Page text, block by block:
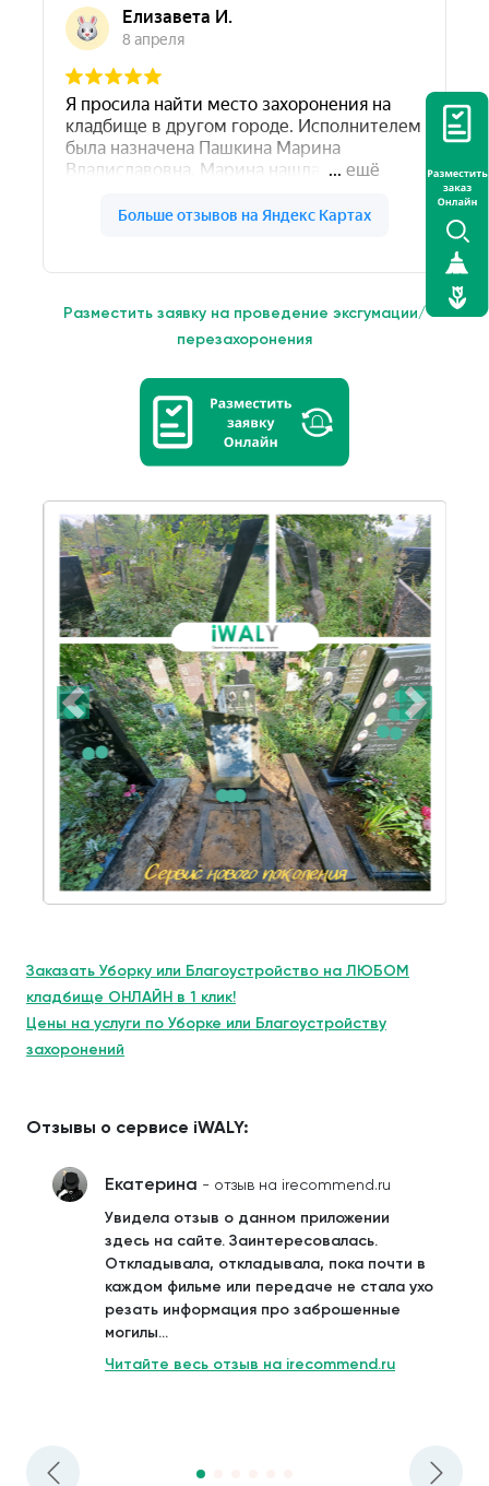
Разместить заявку на проведение эксгумации/
перезахоронения
Заказать Уборку или Благоустройство на ЛЮБОМ
кладбище ОНЛАЙН в 1 клик!
Цены на услуги по Уборке или Благоустройству
захоронений
Отзывы о сервисе iWALY:
Екатерина - отзыв на irecommend.ru
Увидела отзыв о данном приложении
здесь на сайте. Заинтересовалась.
Откладывала, откладывала, пока почти в
каждом фильме или передаче не стала ухо
резать информация про заброшенные
могилы...
Читайте весь отзыв на irecommend.ru